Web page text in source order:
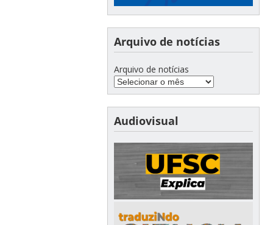
Arquivo de notícias
Arquivo de notícias
Audiovisual